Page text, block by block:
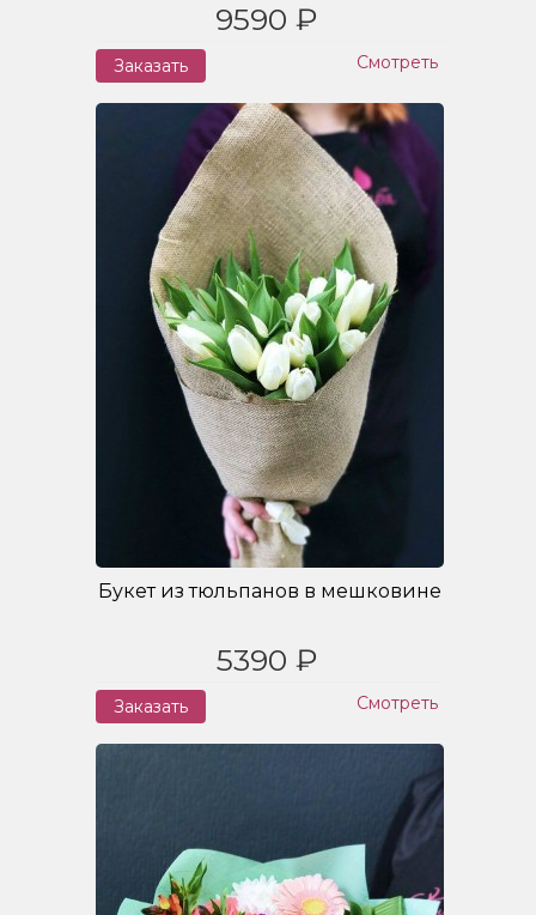
9590 ₽
Заказать Смотреть
Букет из тюльпанов в мешковине
5390 ₽
Заказать Смотреть